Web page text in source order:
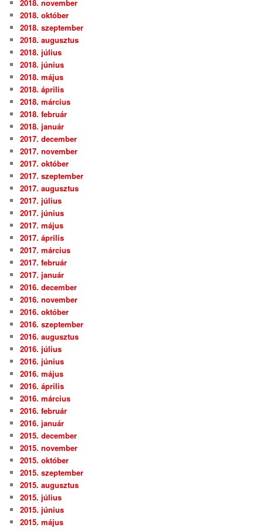
2018. november
2018. október
2018. szeptember
2018. augusztus
2018. július
2018. június
2018. május
2018. április
2018. március
2018. február
2018. január
2017. december
2017. november
2017. október
2017. szeptember
2017. augusztus
2017. július
2017. június
2017. május
2017. április
2017. március
2017. február
2017. január
2016. december
2016. november
2016. október
2016. szeptember
2016. augusztus
2016. július
2016. június
2016. május
2016. április
2016. március
2016. február
2016. január
2015. december
2015. november
2015. október
2015. szeptember
2015. augusztus
2015. július
2015. június
2015. május